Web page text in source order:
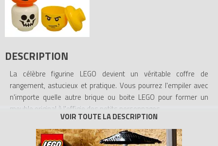
DESCRIPTION
La célèbre figurine LEGO devient un véritable coffre de
rangement, astucieux et pratique. Vous pourrez l'empiler avec
n'importe quelle autre brique ou boite LEGO pour former un
meuble original à l'effigie des petits personnages.
squelette peut servir d'objet déco pour décorer votre intérieur à